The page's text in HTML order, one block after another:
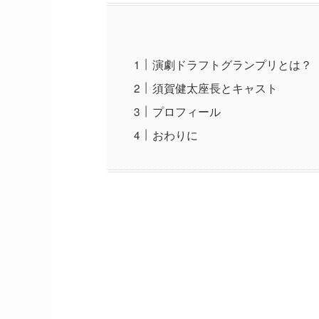
演劇ドラフトグランプリとは？
須賀健太座長とキャスト
プロフィール
おわりに